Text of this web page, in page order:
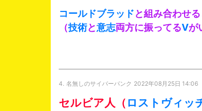
コールドブラッドと組み合わせ
（技術と意志両方に振ってるVが
4. 名無しのサイバーパンク 2022年08月25日 14:06
セルビア人（ ロストヴィッ